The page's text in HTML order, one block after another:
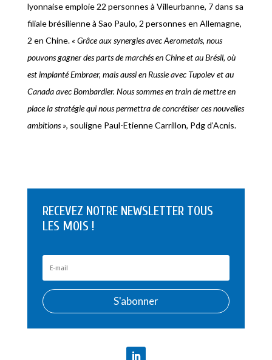
lyonnaise emploie 22 personnes à Villeurbanne, 7 dans sa
filiale brésilienne à Sao Paulo, 2 personnes en Allemagne,
2 en Chine. « Grâce aux synergies avec Aerometals, nous
pouvons gagner des parts de marchés en Chine et au Brésil, où
est implanté Embraer, mais aussi en Russie avec Tupolev et au
Canada avec Bombardier. Nous sommes en train de mettre en
place la stratégie qui nous permettra de concrétiser ces nouvelles
ambitions », souligne Paul-Etienne Carrillon, Pdg d’Acnis.
RECEVEZ NOTRE NEWSLETTER TOUS
LES MOIS !
S'abonner